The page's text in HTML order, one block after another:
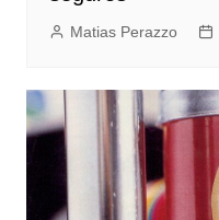
Matias Perazzo